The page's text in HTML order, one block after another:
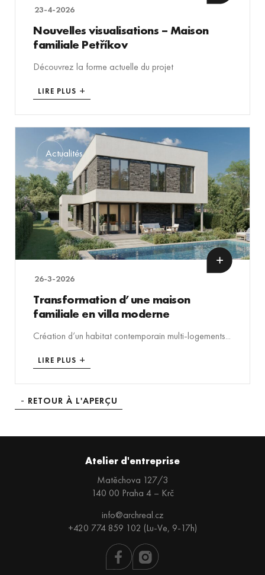
23-4-2026
Nouvelles visualisations – Maison
familiale Petříkov
Découvrez la forme actuelle du projet
LIRE PLUS
Actualités
26-3-2026
Transformation d’une maison
familiale en villa moderne
Création d’un habitat contemporain multi-logements...
LIRE PLUS
RETOUR À L'APERÇU
Atelier d'entreprise
Matěchova 127/3
140 00 Praha 4 – Krč
info@archreal.cz
+420 774 859 102 (Lu-Ve, 9-17h)